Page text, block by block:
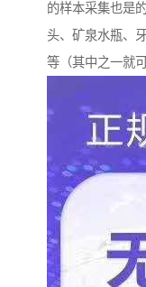
的样本采集也是
头、矿泉水瓶、
等（其中之一就